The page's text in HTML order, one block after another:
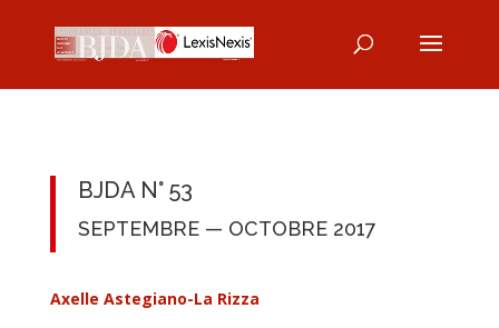
BJDA N° 53
SEPTEMBRE — OCTOBRE 2017
Axelle Astegiano-La Rizza